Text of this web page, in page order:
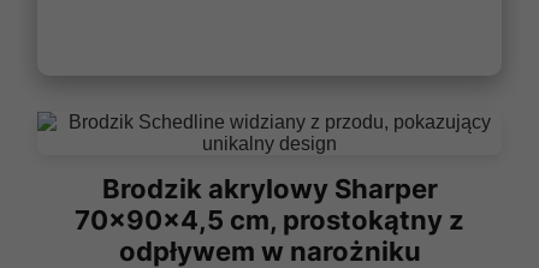
Brodzik akrylowy Sharper
70x90x4,5 cm, prostokątny z
odpływem w narożniku